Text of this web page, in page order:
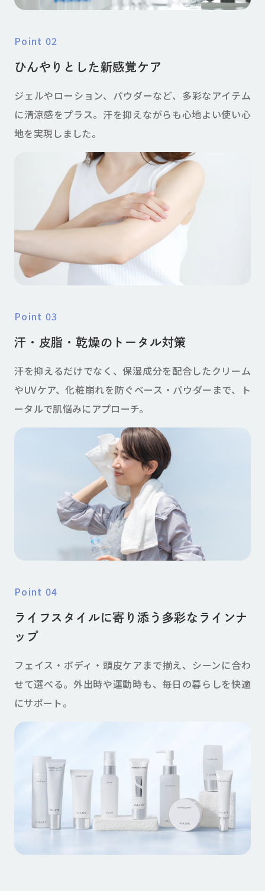
point 02
ひんやりとした新感覚ケア
ジェルやローション、パウダーなど、多彩なアイテム
に清涼感をプラス。汗を抑えながらも心地よい使い心
地を実現しました。
point 03
汗・皮脂・乾燥のトータル対策
汗を抑えるだけでなく、保湿成分を配合したクリーム
やUVケア、化粧崩れを防ぐベース・パウダーまで、ト
ータルで肌悩みにアプローチ。
point 04
ライフスタイルに寄り添う多彩なラインナ
ップ
フェイス・ボディ・頭皮ケアまで揃え、シーンに合わ
せて選べる。外出時や運動時も、毎日の暮らしを快適
にサポート。